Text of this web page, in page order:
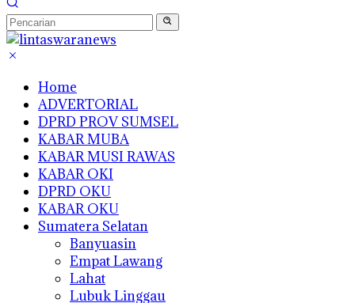
Home
ADVERTORIAL
DPRD PROV SUMSEL
KABAR MUBA
KABAR MUSI RAWAS
KABAR OKI
DPRD OKU
KABAR OKU
Sumatera Selatan
Banyuasin
Empat Lawang
Lahat
Lubuk Linggau